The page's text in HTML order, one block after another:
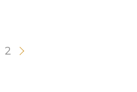
2